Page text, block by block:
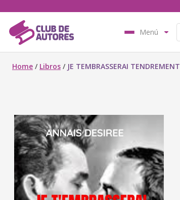
Menú
Home / Libros / JE TEMBRASSERAI TENDREMENT